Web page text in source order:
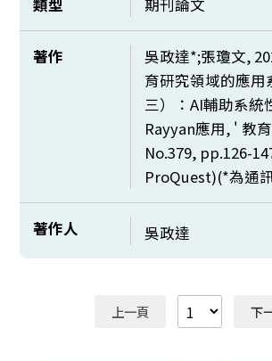
類型 期刊論文
著作
吳政達*;張瓊文,
育研究領域的應用
三）：AI輔助系統
Rayyan應用, ' 教
No.379, pp.126-
ProQuest)(*為通
著作人 吳政達
上一頁 下